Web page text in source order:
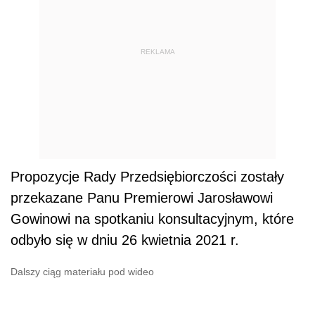
REKLAMA
Propozycje Rady Przedsiębiorczości zostały
przekazane Panu Premierowi Jarosławowi
Gowinowi na spotkaniu konsultacyjnym, które
odbyło się w dniu 26 kwietnia 2021 r.
Dalszy ciąg materiału pod wideo